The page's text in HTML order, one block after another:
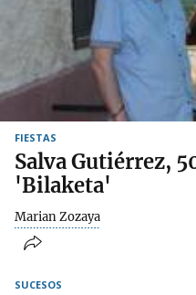
FIESTAS
Salva Gutiérrez,
'Bilaketa'
Marian Zozaya
SUCESOS